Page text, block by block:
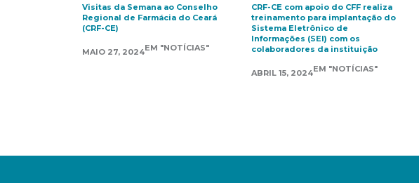
Visitas da Semana ao Conselho
Regional de Farmácia do Ceará
(CRF-CE)
MAIO 27, 2024EM "NOTÍCIAS"
CRF-CE com apoio do CFF realiza
treinamento para implantação do
Sistema Eletrônico de
Informações (SEI) com os
colaboradores da instituição
ABRIL 15, 2024EM "NOTÍCIAS"